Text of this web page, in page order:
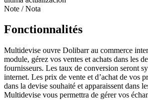
Note / Nota
Fonctionnalités
Multidevise ouvre Dolibarr au commerce
module, gérez vos ventes et achats dans les
fournisseurs. Les taux de conversion seront
internet. Les prix de vente et d’achat de vos
dans la devise souhaité et apparaissent dans
Multidevise vous permettra de gérer vos